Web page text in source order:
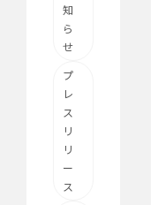
知
ら
せ
プ
レ
ス
リ
リ
ー
ス